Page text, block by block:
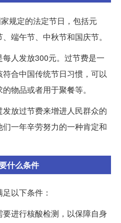
规定的法定节日，包括元
端午节、中秋节和国庆节。
人发放300元。过节费是一
合中国传统节日习惯，可以
物品或者用于聚餐等。
放过节费来增进人民群众的
一年辛劳努力的一种肯定和
什么条件
以下条件：
进行核酸检测，以保障自身